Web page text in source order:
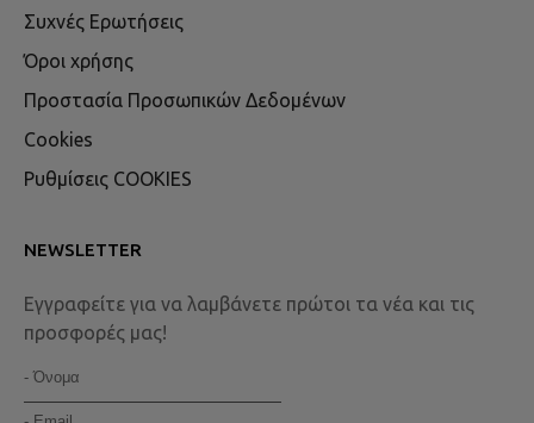
Συχνές Ερωτήσεις
Όροι χρήσης
Προστασία Προσωπικών Δεδομένων
Cookies
Ρυθμίσεις COOKIES
NEWSLETTER
Εγγραφείτε για να λαμβάνετε πρώτοι τα νέα και τις
προσφορές μας!